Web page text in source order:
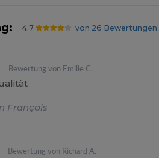
4.7 von 26 Bewertungen
Bewertung von Emilie C.
Français
Bewertung von Richard A.